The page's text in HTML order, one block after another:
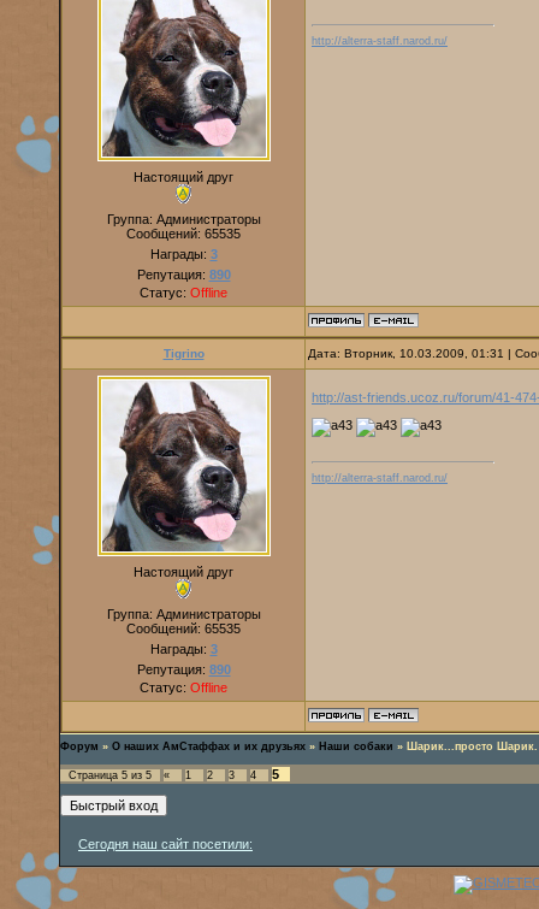
Настоящий друг
Группа: Администраторы
Сообщений: 65535
Награды: 3
Репутация: 890
Статус: Offline
http://alterra-staff.narod.ru/
Tigrino Дата: Вторник, 10.03.2009, 01:31 |
Настоящий друг
Группа: Администраторы
Сообщений: 65535
Награды: 3
Репутация: 890
Статус: Offline
http://ast-friends.ucoz.ru/forum/41-
http://alterra-staff.narod.ru/
Форум » О наших АмСтаффах и их друзьях » Наши собаки » Шарик...просто Шарик.
Страница 5 из 5 « 1 2 3 4 5
Сегодня наш сайт посетили: